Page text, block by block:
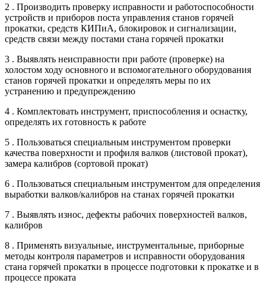
2 . Производить проверку исправности и работоспособности
устройств и приборов поста управления станов горячей
прокатки, средств КИПиА, блокировок и сигнализации,
средств связи между постами стана горячей прокатки
3 . Выявлять неисправности при работе (проверке) на
холостом ходу основного и вспомогательного оборудования
станов горячей прокатки и определять меры по их
устранению и предупреждению
4 . Комплектовать инструмент, приспособления и оснастку,
определять их готовность к работе
5 . Пользоваться специальным инструментом проверки
качества поверхности и профиля валков (листовой прокат),
замера калибров (сортовой прокат)
6 . Пользоваться специальным инструментом для определения
выработки валков/калибров на станах горячей прокатки
7 . Выявлять износ, дефекты рабочих поверхностей валков,
калибров
8 . Применять визуальные, инструментальные, приборные
методы контроля параметров и исправности оборудования
стана горячей прокатки в процессе подготовки к прокатке и в
процессе проката